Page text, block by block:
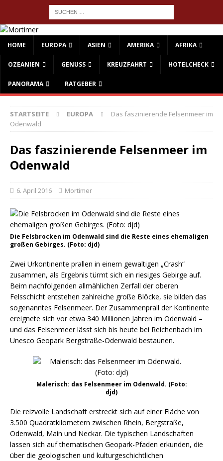
HOME EUROPA ASIEN AMERIKA AFRIKA
OZEANIEN GENUSS KREUZFAHRT HOTELCHECK
PANORAMA RATGEBER
STARTSEITE EUROPA
Das faszinierende Felsenmeer im
Odenwald
Das faszinierende Felsenmeer im
Odenwald
6. April 2016 Mortimer
Die Felsbrocken im Odenwald sind die Reste eines ehemaligen
großen Gebirges. (Foto: djd)
Zwei Urkontinente prallen in einem gewaltigen „Crash“
zusammen, als Ergebnis türmt sich ein riesiges Gebirge auf.
Beim nachfolgenden allmählichen Zerfall der oberen
Felsschicht entstehen zahlreiche große Blöcke, sie bilden das
sogenanntes Felsenmeer. Der Zusammenprall der Kontinente
ereignete sich vor etwa 340 Millionen Jahren im Odenwald –
und das Felsenmeer lässt sich bis heute bei Reichenbach im
Unesco Geopark Bergstraße-Odenwald bestaunen.
Malerisch: das Felsenmeer im Odenwald. (Foto:
djd)
Die reizvolle Landschaft erstreckt sich auf einer Fläche von
3.500 Quadratkilometern zwischen Rhein, Bergstraße,
Odenwald, Main und Neckar. Die typischen Landschaften
lassen sich auf thematischen Geopark-Pfaden erkunden, die
über die geologischen und kulturgeschichtlichen